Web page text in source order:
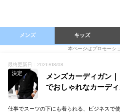
メンズ キッズ
本ページはプロモーシ
最終更新日：2026/08/08
決定
メンズカーディガン
でおしゃれなカーデ
仕事でスーツの下にも着られる、ビジネスで